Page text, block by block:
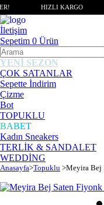
HIZLI KARGO
İletişim
Sepetim 0 Ürün
YENİ SEZON
ÇOK SATANLAR
Sepette İndirim
Çizme
Bot
TOPUKLU
BABET
Kadın Sneakers
TERLİK & SANDALET
WEDDİNG
Anasayfa>Topuklu >Meyira Bej